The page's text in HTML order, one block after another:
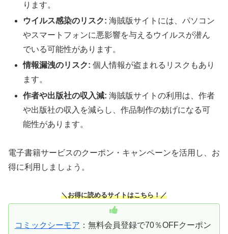
ります。
ウイルス感染のリスク: 海賊版サイトには、パソコン
やスマートフォンに悪影響を与えるウイルスが潜ん
でいる可能性があります。
情報漏洩のリスク: 個人情報が盗まれるリスクもあり
ます。
作者や出版社の収入減: 海賊版サイトの利用は、作者
や出版社の収入を減らし、作品制作の妨げになる可
能性があります。
電子書籍サービスのクーポン・キャンペーンを活用し、お
得に利用しましょう。
＼お得に読めるサイトはこちら！／
コミックシーモア ：無料会員登録で70％OFFクーポン